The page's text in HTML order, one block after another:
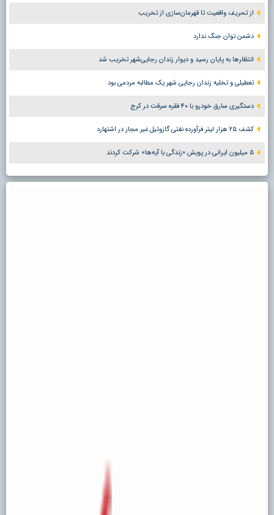
از تحریف واقعیت تا قهرمان‌سازی از تخریب
دشمن توان جنگ ندارد
انتظارها به پایان رسید و دیوار زندان رجایی‌شهر تخریب شد
تعطیلی و تخلیه زندان رجایی شهر یک مطالبه مردمی بود
دستگیری سارق خودرو با ۴۰ فقره سرقت در کرج
کشف ۲۵ هزار لیتر فرآورده نفتی گازوئیل غیر مجاز در اشتهارد
۵ میلیون ایرانی در پویش «زندگی با آیه‌ها» شرکت کردند